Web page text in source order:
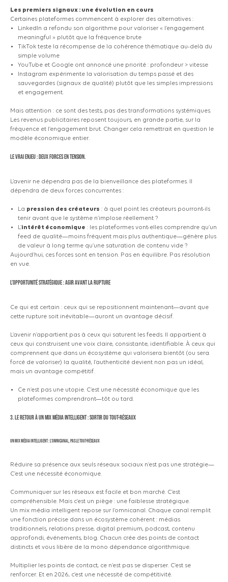
Les premiers signaux : une évolution en cours
Certaines plateformes commencent à explorer des alternatives :
LinkedIn a refondu son algorithme pour valoriser « l’engagement
meaningful » plutôt que la fréquence brute
TikTok teste la récompense de la cohérence thématique au-delà du
simple volume
YouTube et Google ont annoncé une priorité : profondeur > vitesse
Instagram expérimente la valorisation du temps passé et des
sauvegardes (signaux de qualité) plutôt que les simples impressions
et engagement.
Mais attention : ce sont des tests, pas des transformations systémiques.
Les revenus publicitaires reposent toujours, en grande partie, sur la
fréquence et l’engagement brut. Changer cela remettrait en question le
modèle économique entier.
Le vrai enjeu : deux forces en tension.
L’avenir ne dépendra pas de la bienveillance des plateformes. Il
dépendra de deux forces concurrentes :
La pression des créateurs : à quel point les créateurs pourront-ils
tenir avant que le système n’implose réellement ?
L’intérêt économique : les plateformes vont-elles comprendre qu’un
feed de qualité—moins fréquent mais plus authentique—génère plus
de valeur à long terme qu’une saturation de contenu vide ?
Aujourd’hui, ces forces sont en tension. Pas en équilibre. Pas résolution
en vue.
L’opportunité stratégique : agir avant la rupture
Ce qui est certain : ceux qui se repositionnent maintenant—avant que
cette rupture soit inévitable—auront un avantage décisif.
L’avenir n’appartient pas à ceux qui saturent les feeds. Il appartient à
ceux qui construisent une voix claire, consistante, identifiable. À ceux qui
comprennent que dans un écosystème qui valorisera bientôt (ou sera
forcé de valoriser) la qualité, l’authenticité devient non pas un idéal,
mais un avantage compétitif.
Ce n’est pas une utopie. C’est une nécessité économique que les
plateformes comprendront—tôt ou tard.
3. Le retour à un mix média intelligent : sortir du tout-réseaux
Un mix média intelligent : l’omnicanal, pas le tout-réseaux
Réduire sa présence aux seuls réseaux sociaux n’est pas une stratégie—
C’est une nécessité économique.
Communiquer sur les réseaux est facile et bon marché. C’est
compréhensible. Mais c’est un piège : une faiblesse stratégique.
Un mix média intelligent repose sur l’omnicanal. Chaque canal remplit
une fonction précise dans un écosystème cohérent : médias
traditionnels, relations presse, digital premium, podcast, contenu
approfondi, événements, blog. Chacun crée des points de contact
distincts et vous libère de la mono dépendance algorithmique.
Multiplier les points de contact, ce n’est pas se disperser. C’est se
renforcer. Et en 2026, c’est une nécessité de compétitivité.